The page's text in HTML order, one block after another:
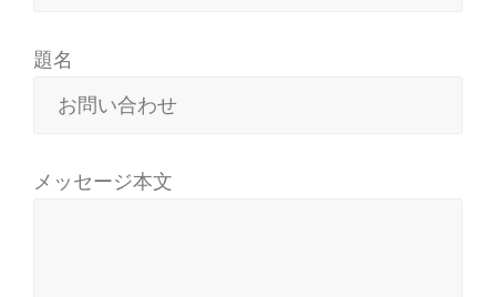
題名
メッセージ本文